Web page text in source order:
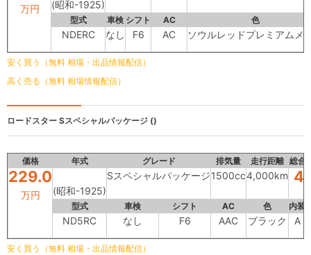
万円 (昭和-1925)
型式 車検 シフト AC 色
NDERC なし F6 AC ソウルレッドプレミアムメ
安く買う（無料 相場・出品情報配信）
高く売る（無料 相場情報配信）
ロードスター Sスペシャルパッケージ ()
価格 年式 グレード 排気量 走行距離 総合
229.0
万円 (昭和-1925)
Sスペシャルパッケージ1500cc4,000km
型式 車検 シフト AC 色 内装
ND5RC なし F6 AAC ブラック A
安く買う（無料 相場・出品情報配信）